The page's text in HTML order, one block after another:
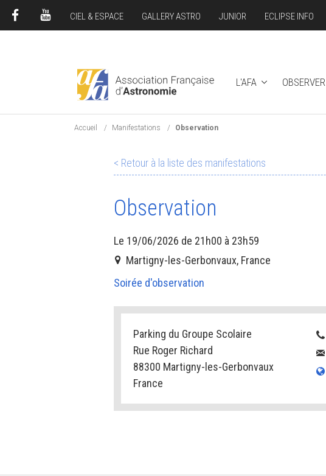
L'AFA OBSERVER
CIEL & ESPACE GALLERY ASTRO JUNIOR ECLIPSE INFO
Accueil Manifestations Observation
< Retour à la liste des manifestations
Observation
Le 19/06/2026 de 21h00 à 23h59
Martigny-les-Gerbonvaux, France
Soirée d'observation
Parking du Groupe Scolaire
Rue Roger Richard
88300 Martigny-les-Gerbonvaux
France